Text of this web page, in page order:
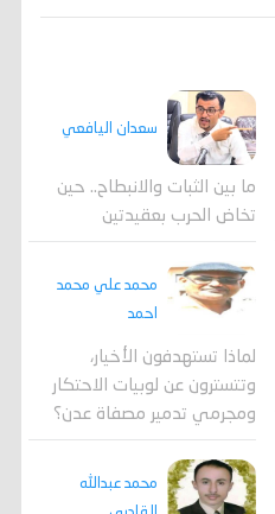
سعدان اليافعي
ما بين الثبات والانبطاح.. حين
تخاض الحرب بعقيدتين
محمد علي محمد
احمد
لماذا تستهدفون الأخيار،
وتتسترون عن لوبيات الاحتكار
ومجرمي تدمير مصفاة عدن؟
محمد عبدالله